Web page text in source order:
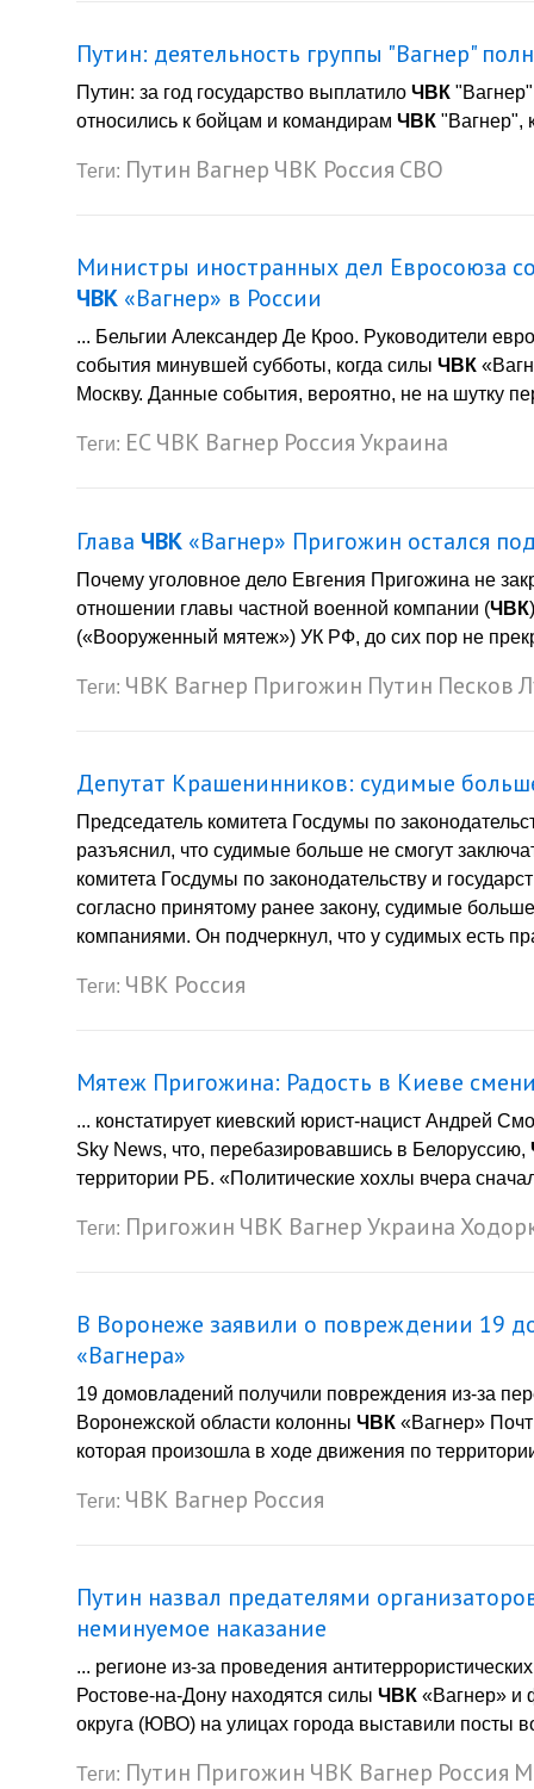
Путин: деятельность группы "Вагнер"
Путин: за год государство выплатило ЧВК
относились к бойцам и командирам ЧВК "Вагнер",
Теги: Путин Вагнер ЧВК Россия СВО
Министры иностранных дел Евросоюза
ЧВК «Вагнер» в России
... Бельгии Александер Де Кроо. Руководители
события минувшей субботы, когда силы ЧВК
Москву. Данные события, вероятно, не на шутку
Теги: ЕС ЧВК Вагнер РоссияУкраина
Глава ЧВК «Вагнер» Пригожин остался
Почему уголовное дело Евгения Пригожина не
отношении главы частной военной компании (ЧВК
(«Вооруженный мятеж») УК РФ, до сих пор не
Теги: ЧВК Вагнер Пригожин Путин Песков
Депутат Крашенинников: судимые
Председатель комитета Госдумы по
разъяснил, что судимые больше не смогут
комитета Госдумы по законодательству и
согласно принятому ранее закону, судимые
компаниями. Он подчеркнул, что у судимых есть
Теги: ЧВК Россия
Мятеж Пригожина: Радость в Киеве
... констатирует киевский юрист-нацист Андрей
Sky News, что, перебазировавшись в Белоруссию,
территории РБ. «Политические хохлы вчера
Теги: Пригожин ЧВК ВагнерУкраина
В Воронеже заявили о повреждении 19
«Вагнера»
19 домовладений получили повреждения из-за
Воронежской области колонны ЧВК «Вагнер»
которая произошла в ходе движения по
Теги: ЧВК Вагнер Россия
Путин назвал предателями
неминуемое наказание
... регионе из-за проведения
Ростове-на-Дону находятся силы ЧВК «Вагнер» и
округа (ЮВО) на улицах города выставили посты
Теги: Путин Пригожин ЧВК Вагнер Россия